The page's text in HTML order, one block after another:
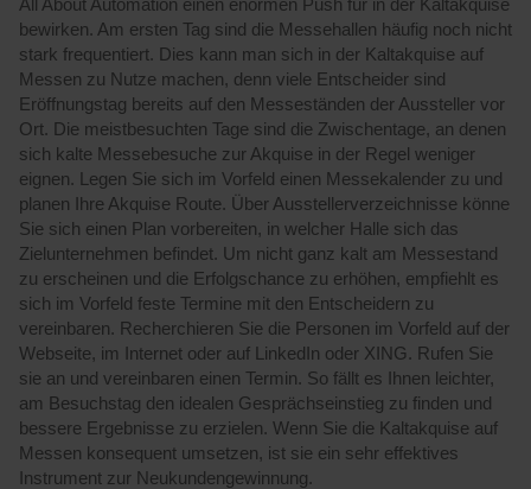
All About Automation einen enormen Push für in der Kaltakquise
bewirken. Am ersten Tag sind die Messehallen häufig noch nicht
stark frequentiert. Dies kann man sich in der Kaltakquise auf
Messen zu Nutze machen, denn viele Entscheider sind
Eröffnungstag bereits auf den Messeständen der Aussteller vor
Ort. Die meistbesuchten Tage sind die Zwischentage, an denen
sich kalte Messebesuche zur Akquise in der Regel weniger
eignen. Legen Sie sich im Vorfeld einen Messekalender zu und
planen Ihre Akquise Route. Über Ausstellerverzeichnisse könne
Sie sich einen Plan vorbereiten, in welcher Halle sich das
Zielunternehmen befindet. Um nicht ganz kalt am Messestand
zu erscheinen und die Erfolgschance zu erhöhen, empfiehlt es
sich im Vorfeld feste Termine mit den Entscheidern zu
vereinbaren. Recherchieren Sie die Personen im Vorfeld auf der
Webseite, im Internet oder auf LinkedIn oder XING. Rufen Sie
sie an und vereinbaren einen Termin. So fällt es Ihnen leichter,
am Besuchstag den idealen Gesprächseinstieg zu finden und
bessere Ergebnisse zu erzielen. Wenn Sie die Kaltakquise auf
Messen konsequent umsetzen, ist sie ein sehr effektives
Instrument zur Neukundengewinnung.